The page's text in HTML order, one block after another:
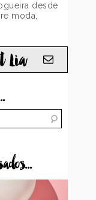
desde
moda,
Lia